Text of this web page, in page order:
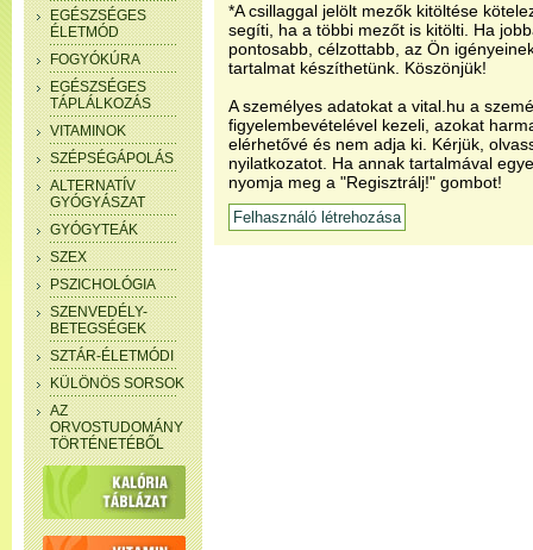
EGÉSZSÉGES
ÉLETMÓD
FOGYÓKÚRA
EGÉSZSÉGES
TÁPLÁLKOZÁS
VITAMINOK
SZÉPSÉGÁPOLÁS
ALTERNATÍV
GYÓGYÁSZAT
GYÓGYTEÁK
SZEX
PSZICHOLÓGIA
SZENVEDÉLY-
BETEGSÉGEK
SZTÁR-ÉLETMÓDI
KÜLÖNÖS SORSOK
AZ
ORVOSTUDOMÁNY
TÖRTÉNETÉBŐL
*A csillaggal jelölt mezők kitöltése
segíti, ha a többi mezőt is kitölti. Ha
pontosabb, célzottabb, az Ön
tartalmat készíthetünk. Köszönjük!
A személyes adatokat a vital.hu a
figyelembevételével kezeli, azokat
elérhetővé és nem adja ki. Kérjük,
nyilatkozatot. Ha annak tartalmával
nyomja meg a "Regisztrálj!" gombot!